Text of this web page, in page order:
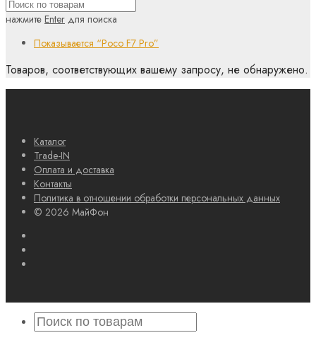
нажмите Enter для поиска
Показывается “Poco F7 Pro”
Товаров, соответствующих вашему запросу, не обнаружено.
Каталог
Trade-IN
Оплата и доставка
Контакты
Политика в отношении обработки персональных данных
© 2026 МайФон